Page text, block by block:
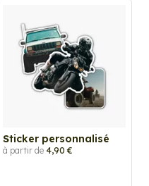
Sticker personnalisé
à partir de 4,90 €